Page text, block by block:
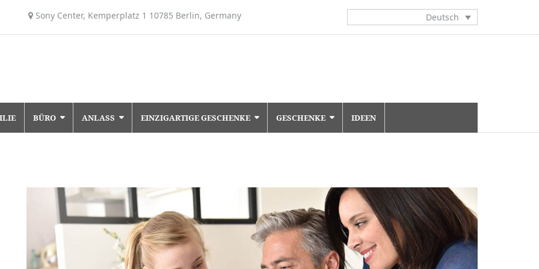
Sony Center, Kemperplatz 1 10785 Berlin, Germany Deutsch
BÜRO ANLASS EINZIGARTIGE GESCHENKE GESCHENKE IDEEN